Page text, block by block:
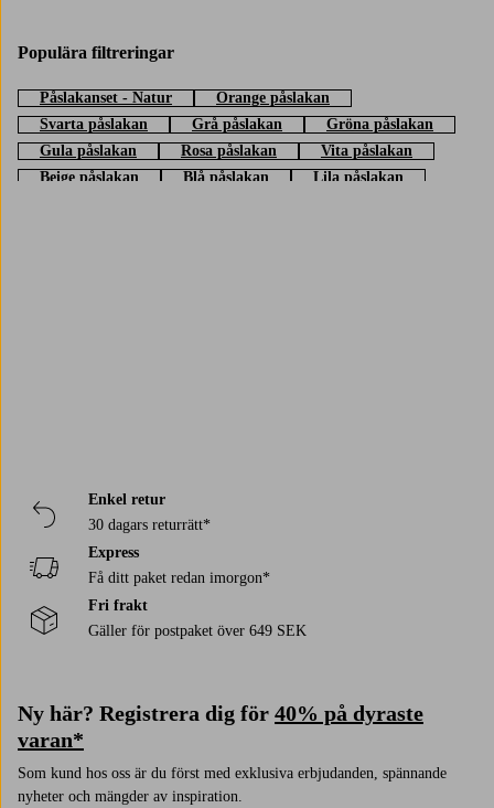
Populära filtreringar
Påslakanset - Natur
Orange påslakan
Svarta påslakan
Grå påslakan
Gröna påslakan
Gula påslakan
Rosa påslakan
Vita påslakan
Beige påslakan
Blå påslakan Lila påslakan
Enkel retur
30 dagars returrätt*
Express
Få ditt paket redan imorgon*
Fri frakt
Gäller för postpaket över 649 SEK
Ny här? Registrera dig för 40% på dyraste
varan*
Som kund hos oss är du först med exklusiva erbjudanden, spännande
nyheter och mängder av inspiration.